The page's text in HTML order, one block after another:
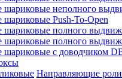
неполного
Push-To-Open
полного
полного
с доводчиком
Направляющие